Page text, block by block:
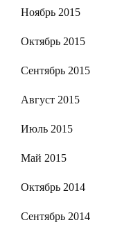
Ноябрь 2015
Октябрь 2015
Сентябрь 2015
Август 2015
Июль 2015
Май 2015
Октябрь 2014
Сентябрь 2014